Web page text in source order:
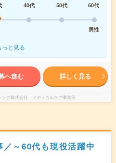
40代 50代
60代
男性
っと見る
へ進む 詳しく見る
ング株式会社 メディカルケア事業部
～60代も現役活躍中